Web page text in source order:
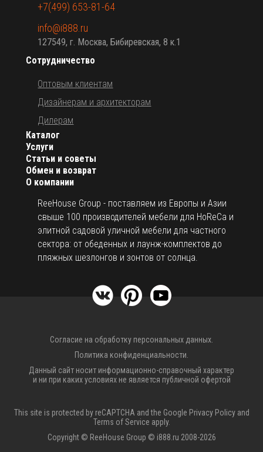
О компании
ReeHouse Group - поставляем из Европы и Азии
свыше 100 производителей мебели для HoReCa и
элитной садовой уличной мебели для частного
сектора: от обеденных и лаунж-комплектов до
пляжных шезлонгов и зонтов от солнца.
Каталог
Услуги
Статьи и советы
Обмен и возврат
Сотрудничество
Оптовым клиентам
Дизайнерам и архитекторам
Дилерам
+7(499) 653-81-64
info@i888.ru
127549, г. Москва, Бибиревская, 8 к.1
Согласие на обработку персональных данных.
Политика конфиденциальности.
Данный сайт носит информационно-справочный характер
и ни при каких условиях не является публичной офертой
This site is protected by reCAPTCHA and the Google Privacy Policyand
Terms of Service apply.
Copyright © ReeHouse Group © i888.ru 2008-2026